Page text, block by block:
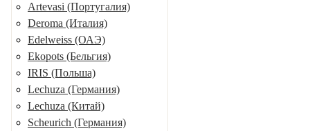
Artevasi (Португалия)
Deroma (Италия)
Edelweiss (ОАЭ)
Ekopots (Бельгия)
IRIS (Польша)
Lechuza (Германия)
Lechuza (Китай)
Scheurich (Германия)